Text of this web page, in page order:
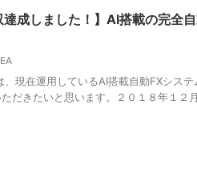
達成しました！】AI搭載の完全
現在運用しているAI搭載自動FXシス
だきたいと思います。２０１８年１２